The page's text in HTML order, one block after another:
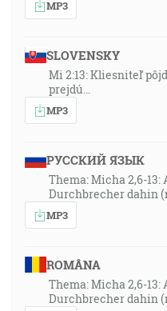
MP3
SLOVENSKY
Mi 2:13: Kliesniteľ
prejdú…
MP3
РУССКИЙ ЯЗЫК
Thema: Micha 2,6-
Durchbrecher dahin
MP3
ROMÂNA
Thema: Micha 2,6-
Durchbrecher dahin